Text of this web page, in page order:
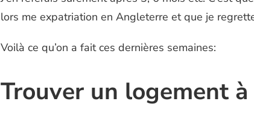
lors me expatriation en Angleterre et que je
Voilà ce qu’on a fait ces dernières semaines:
Trouver un logement